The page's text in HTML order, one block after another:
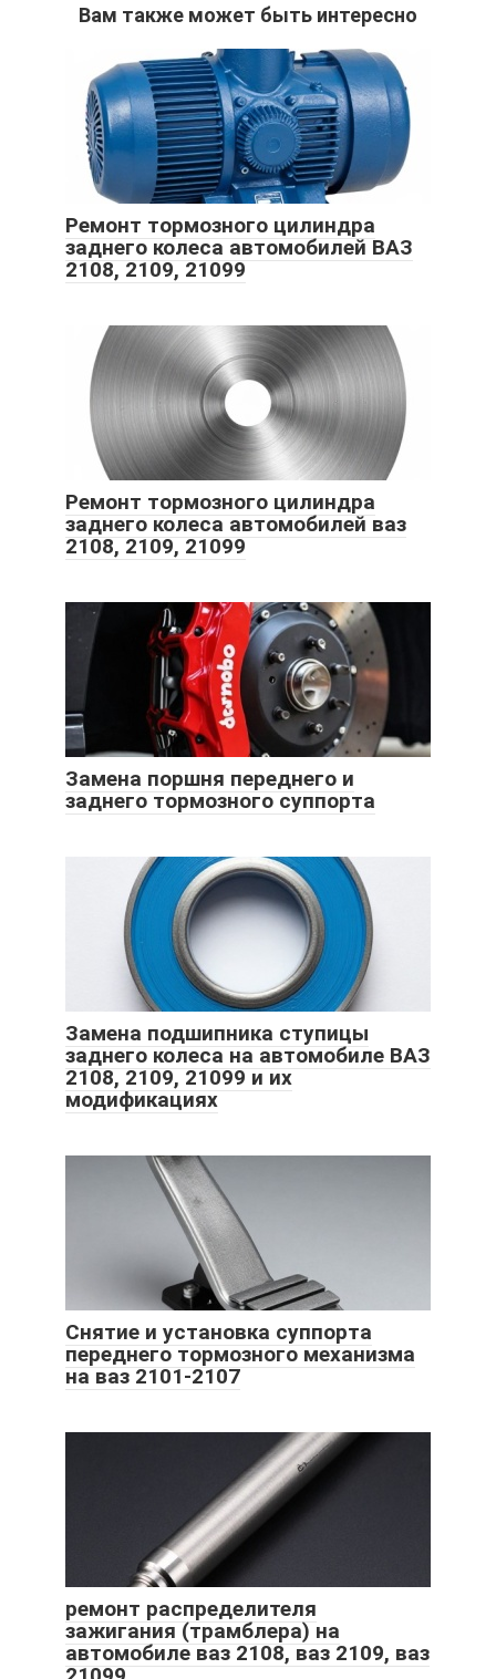
Вам также может быть интересно
Ремонт тормозного цилиндра
заднего колеса автомобилей ВАЗ
2108, 2109, 21099
Ремонт тормозного цилиндра
заднего колеса автомобилей ваз
2108, 2109, 21099
Замена поршня переднего и
заднего тормозного суппорта
Замена подшипника ступицы
заднего колеса на автомобиле ВАЗ
2108, 2109, 21099 и их
модификациях
Снятие и установка суппорта
переднего тормозного механизма
на ваз 2101-2107
ремонт распределителя
зажигания (трамблера) на
автомобиле ваз 2108, ваз 2109, ваз